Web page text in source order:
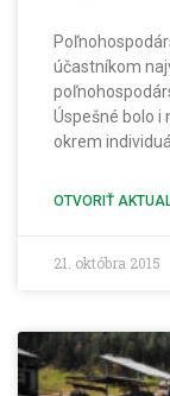
účastníkom
Úspešné bolo i
okrem
OTVORIŤ
21. októbra 2015